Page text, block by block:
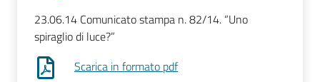
23.06.14 Comunicato stampa n. 82/14. “Uno
spiraglio di luce?”
Scarica in formato pdf